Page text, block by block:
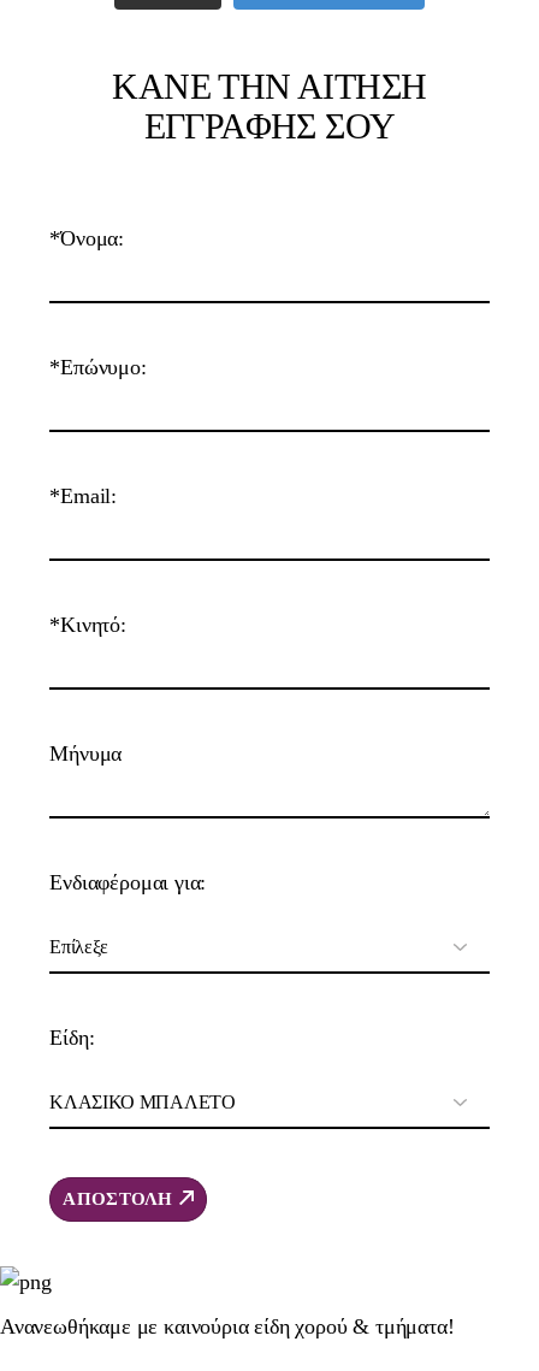
ΚΑΝΕ ΤΗΝ ΑΙΤΗΣΗ
ΕΓΓΡΑΦΗΣ ΣΟΥ
*Όνομα:
*Επώνυμο:
*Email:
*Κινητό:
Μήνυμα
Ενδιαφέρομαι για:
Είδη:
ΑΠΟΣΤΟΛΗ
Ανανεωθήκαμε με καινούρια είδη χορού & τμήματα!